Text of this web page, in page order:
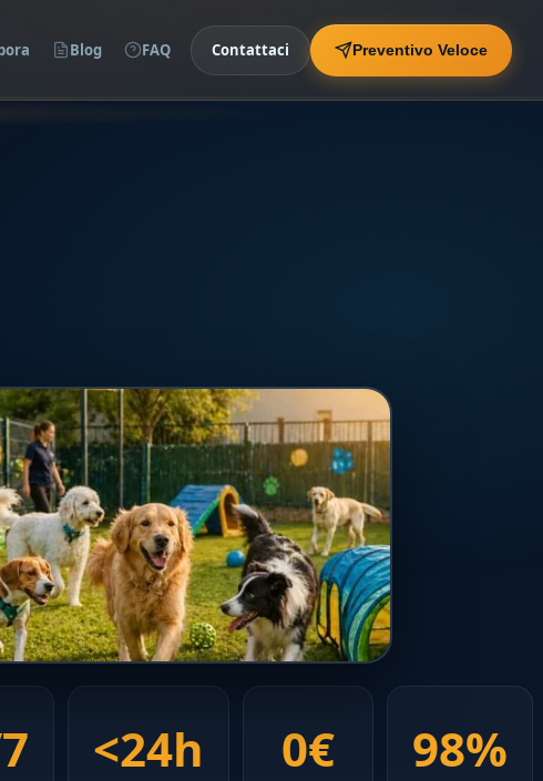
Blog FAQ Contattaci Preventivo Veloce
<24h 0€ 98%